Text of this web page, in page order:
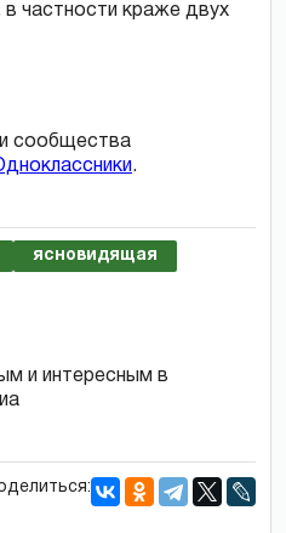
в частности краже двух
сообщества
.
ясновидящая
и интересным в